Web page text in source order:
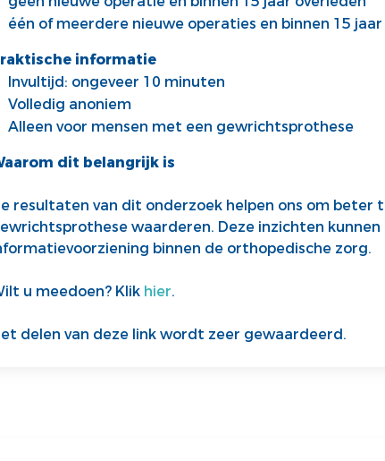
één of meerdere nieuwe operaties en binnen 15
informatie
Invultijd: ongeveer 10 minuten
Volledig anoniem
Alleen voor mensen met een gewrichtsprothese
dit belangrijk is
resultaten van dit onderzoek helpen ons om
waarderen. Deze inzichten
binnen de orthopedische zorg.
u meedoen? Klik hier.
delen van deze link wordt zeer gewaardeerd.